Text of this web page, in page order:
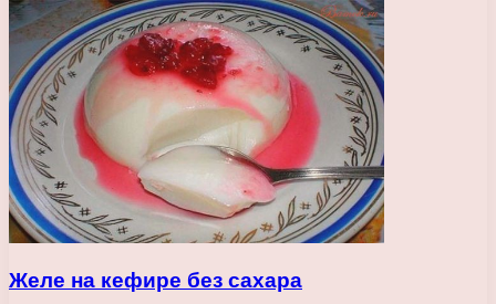
Желе на кефире без сахара